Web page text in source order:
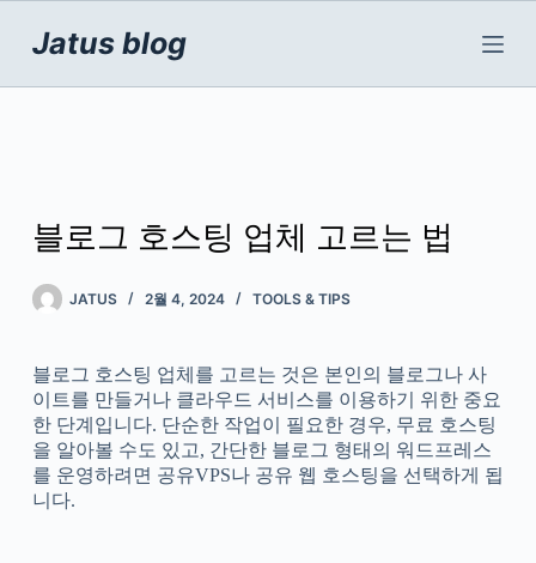
로
Jatus blog
블로그 호스팅 업체 고르는 법
JATUS 2월 4, 2024 TOOLS & TIPS
블로그 호스팅 업체를 고르는 것은 본인의 블로그나 사
이트를 만들거나 클라우드 서비스를 이용하기 위한 중요
한 단계입니다. 단순한 작업이 필요한 경우, 무료 호스팅
을 알아볼 수도 있고, 간단한 블로그 형태의 워드프레스
를 운영하려면 공유VPS나 공유 웹 호스팅을 선택하게 됩
니다.